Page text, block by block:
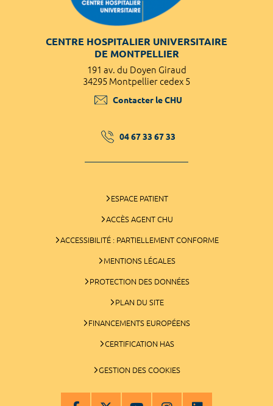
CENTRE HOSPITALIER UNIVERSITAIRE
DE MONTPELLIER
191 av. du Doyen Giraud
34295 Montpellier cedex 5
Contacter le CHU
04 67 33 67 33
ESPACE PATIENT
ACCÈS AGENT CHU
ACCESSIBILITÉ : PARTIELLEMENT CONFORME
MENTIONS LÉGALES
PROTECTION DES DONNÉES
PLAN DU SITE
FINANCEMENTS EUROPÉENS
CERTIFICATION HAS
GESTION DES COOKIES